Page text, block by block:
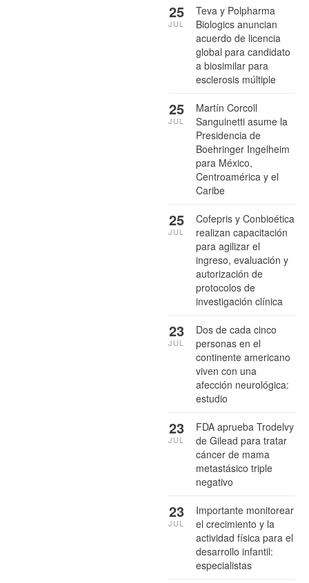
Teva y Polpharma
Biologics anuncian
acuerdo de licencia
global para candidato
a biosimilar para
esclerosis múltiple
25
JUL
Martín Corcoll
Sanguinetti asume la
Presidencia de
Boehringer Ingelheim
para México,
Centroamérica y el
Caribe
25
JUL
Cofepris y Conbioética
realizan capacitación
para agilizar el
ingreso, evaluación y
autorización de
protocolos de
investigación clínica
25
JUL
Dos de cada cinco
personas en el
continente americano
viven con una
afección neurológica:
estudio
23
JUL
FDA aprueba Trodelvy
de Gilead para tratar
cáncer de mama
metastásico triple
negativo
23
JUL
Importante monitorear
el crecimiento y la
actividad física para el
desarrollo infantil:
especialistas
23
JUL